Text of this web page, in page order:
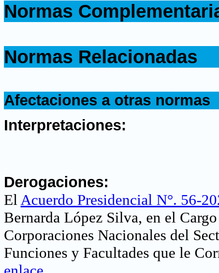
Normas
Normas Relacionadas
Afectaciones a otras normas
Interpretaciones:
Derogaciones:
El Acuerdo Presidencial N°. 56-
Bernarda López Silva, en el
Corporaciones Nacionales del
Funciones y Facultades que le